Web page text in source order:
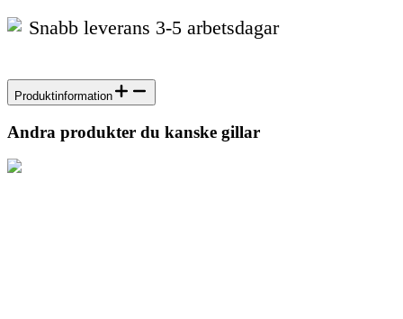
Snabb leverans 3-5 arbetsdagar
Produktinformation
Andra produkter du kanske gillar